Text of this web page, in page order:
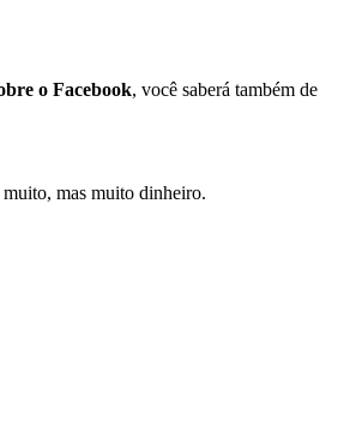
o Facebook, você saberá também de
mas muito dinheiro.